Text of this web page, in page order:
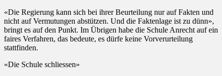
«Die Regierung kann sich bei ihrer Beurteilung nur auf Fakten und
nicht auf Vermutungen abstützen. Und die Faktenlage ist zu dünn»,
bringt es auf den Punkt. Im Übrigen habe die Schule Anrecht auf ein
faires Verfahren, das bedeute, es dürfe keine Vorverurteilung
stattfinden.
«Die Schule schliessen»